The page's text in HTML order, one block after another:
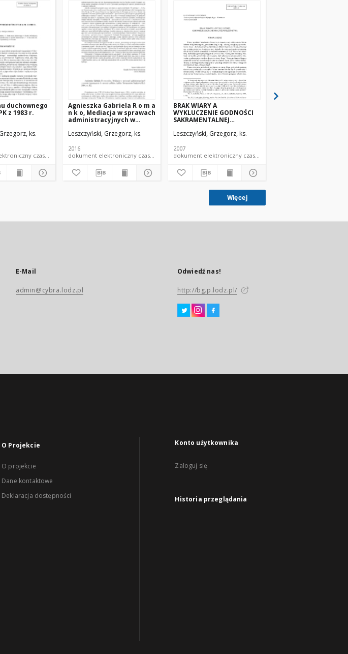
duchownego
z 1983 r.
ks.
dokument elektroniczny czasopismo
Agnieszka Gabriela R o m a
n k o, Mediacja w sprawach
administracyjnych w
prawie polskim, Lublin:
KUL 2016 (recenzja)
Leszczyński, Grzegorz, ks.
2016
dokument elektroniczny czasopismo
BRAK WIARY A
WYKLUCZENIE GODNOŚCI
SAKRAMENTALNEJ
Leszczyński, Grzegorz, ks.
2007
dokument elektroniczny czasopismo
Więcej
E-Mail
admin@cybra.lodz.pl
Odwiedź nas!
http://bg.p.lodz.pl/
O Projekcie
O projekcie
Dane kontaktowe
Deklaracja dostępności
Konto użytkownika
Zaloguj się
Historia przeglądania